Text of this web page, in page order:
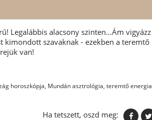
Legalábbis alacsony szinten…Ám vigyázz
szavaknak - ezekben a teremtő
van!
horoszkópja, Mundán asztrológia, teremtő energia
Ha tetszett, oszd meg: